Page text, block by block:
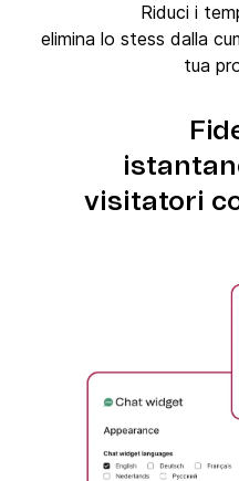
Riduci i
elimina lo stess dalla
tua
visitatori